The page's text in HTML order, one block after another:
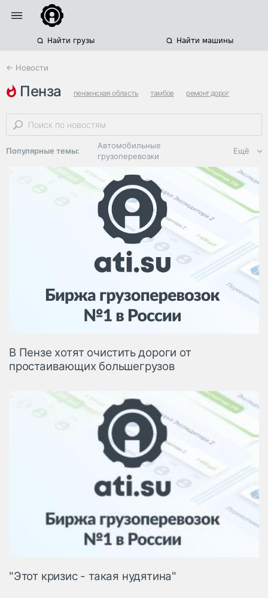
Найти грузы Найти машины
← Новости
пенза пензенская область тамбов ремонт дорог
Популярные темы:
Автомобильные
грузоперевозки
Региональная
логистика
ЭДО, ИТ в
логистике
Дороги,
инфраструктура
Логистика, грузы
Негабаритные и
опасные грузы
Безопасность и
Таможня и ВЭД
терминалы
Коммерческий
транспорт
Спецтехника
Автосервис,
запчасти, шины
автохимия
Ещё
В Пензе хотят очистить дороги от
простаивающих большегрузов
"Этот кризис - такая нудятина"